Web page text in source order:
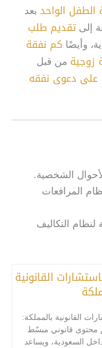
الواحد بعد
إلى تقديم طلب
وأيضًا كم نفقة
زوجية من قبل
على دعوى نفقه
188) من نظام المرافعات
لنظام التكاليف
القانونية
القانونية بالمملكة:
محتوى قانوني مبسّط
السعودية، ويساعد